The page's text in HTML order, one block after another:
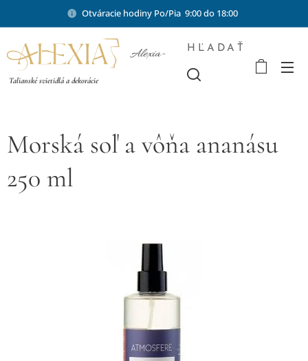
Otváracie hodiny Po/Pia 9:00 do 18:00
Alexia-
Talianské svietidlá a dekorácie
HĽADAŤ
Morská soľ a vôňa ananásu
250 ml